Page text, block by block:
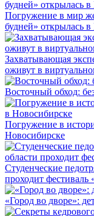
Погружение в мир
будней» открылась
Захватывающая
оживут в
Восточный обход:
Погружение в
Новосибирске
Студенческие
проходит фестиваль
«Город во дворе»: